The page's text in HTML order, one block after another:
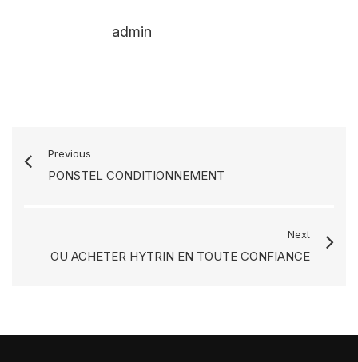
admin
Previous
PONSTEL CONDITIONNEMENT
Next
OU ACHETER HYTRIN EN TOUTE CONFIANCE